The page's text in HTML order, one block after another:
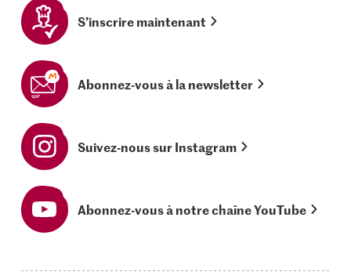
S’inscrire maintenant
Abonnez-vous à la newsletter
Suivez-nous sur Instagram
Abonnez-vous à notre chaîne YouTube